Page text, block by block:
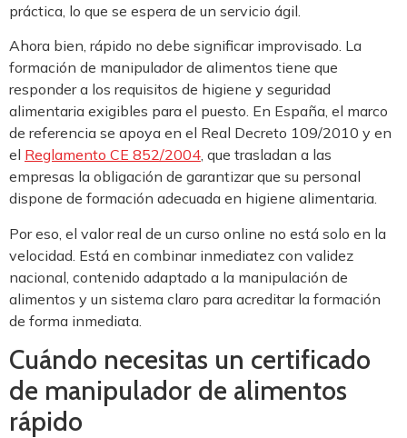
práctica, lo que se espera de un servicio ágil.
Ahora bien, rápido no debe significar improvisado. La
formación de manipulador de alimentos tiene que
responder a los requisitos de higiene y seguridad
alimentaria exigibles para el puesto. En España, el marco
de referencia se apoya en el Real Decreto 109/2010 y en
el Reglamento CE 852/2004, que trasladan a las
empresas la obligación de garantizar que su personal
dispone de formación adecuada en higiene alimentaria.
Por eso, el valor real de un curso online no está solo en la
velocidad. Está en combinar inmediatez con validez
nacional, contenido adaptado a la manipulación de
alimentos y un sistema claro para acreditar la formación
de forma inmediata.
Cuándo necesitas un certificado
de manipulador de alimentos
rápido